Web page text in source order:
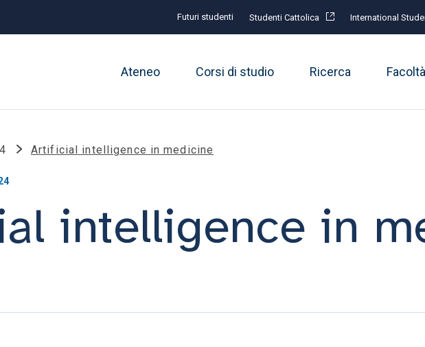
Futuri studenti Studenti Cattolica International
Ateneo Corsi di studio Ricerca
Artificial intelligence in medicine
intelligence in